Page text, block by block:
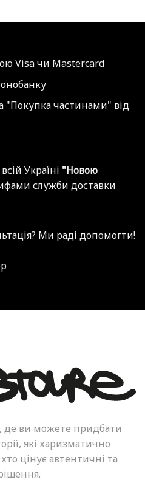
Visa чи Mastercard
"Покупка частинами" від
Україні "Новою
служби доставки
Ми раді допомогти!
де ви можете придбати
які харизматично
цінує автентичні та